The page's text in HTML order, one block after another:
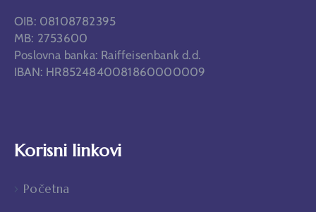
OIB: 08108782395
MB: 2753600
Poslovna banka: Raiffeisenbank d.d.
IBAN: HR8524840081860000009
Korisni linkovi
Početna